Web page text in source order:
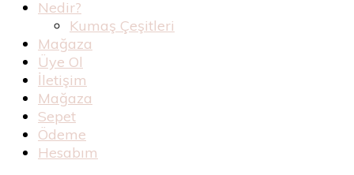
Nedir?
Kumaş Çeşitleri
Mağaza
Üye Ol
İletişim
Mağaza
Sepet
Ödeme
Hesabım